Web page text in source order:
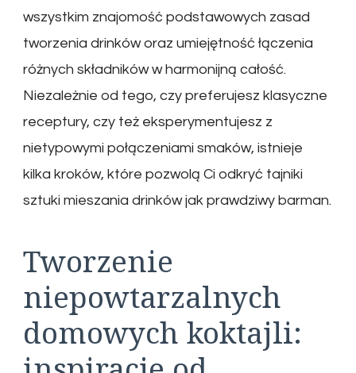
wszystkim znajomość podstawowych zasad
tworzenia drinków oraz umiejętność łączenia
różnych składników w harmonijną całość.
Niezależnie od tego, czy preferujesz klasyczne
receptury, czy też eksperymentujesz z
nietypowymi połączeniami smaków, istnieje
kilka kroków, które pozwolą Ci odkryć tajniki
sztuki mieszania drinków jak prawdziwy barman.
Tworzenie
niepowtarzalnych
domowych koktajli: